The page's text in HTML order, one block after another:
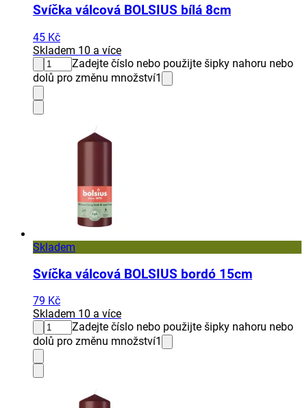
Svíčka válcová BOLSIUS bílá 8cm
45 Kč
Skladem 10 a více
Zadejte číslo nebo použijte šipky nahoru nebo
dolů pro změnu množství1
Skladem
Svíčka válcová BOLSIUS bordó 15cm
79 Kč
Skladem 10 a více
Zadejte číslo nebo použijte šipky nahoru nebo
dolů pro změnu množství1